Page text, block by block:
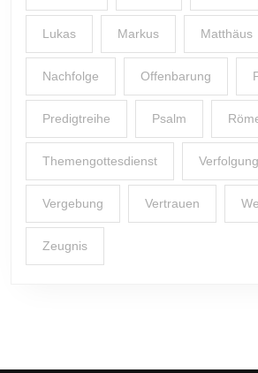
Lukas Markus Matthäus
Nachfolge Offenbarung
Predigtreihe Psalm
Themengottesdienst Verfolgung
Vergebung Vertrauen
Zeugnis